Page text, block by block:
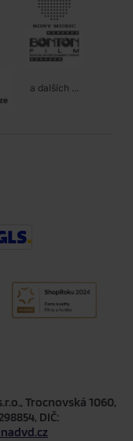
a dalších ...
Trocnovská 1060,
DIČ: